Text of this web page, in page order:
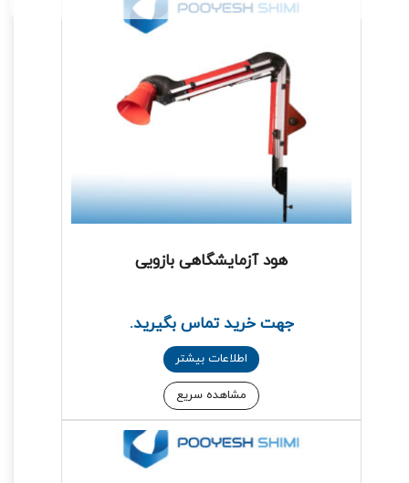
هود آزمایشگاهی بازویی
جهت خرید تماس بگیرید.
اطلاعات بیشتر
مشاهده سریع